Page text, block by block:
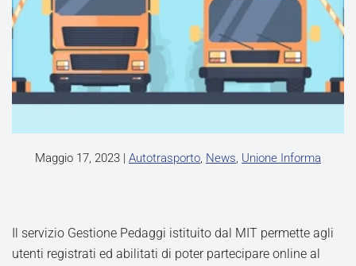
Maggio 17, 2023 | Autotrasporto, News, Unione Informa
Il servizio Gestione Pedaggi istituito dal MIT permette agli
utenti registrati ed abilitati di poter partecipare online al